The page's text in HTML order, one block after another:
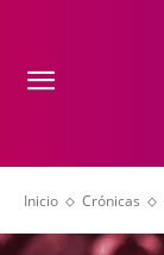
Inicio Crónicas